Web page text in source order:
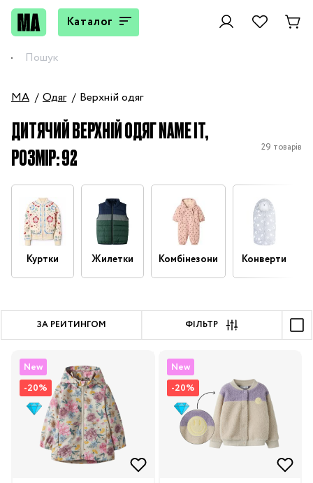
Каталог
MA Одяг Верхній одяг
ДИТЯЧИЙ ВЕРХНІЙ ОДЯГ NAME IT,
РОЗМІР: 92
29 товарів
Куртки Жилетки Комбінезони Конверти
ЗА РЕЙТИНГОМ ФІЛЬТР
New
-20%
New
-20%